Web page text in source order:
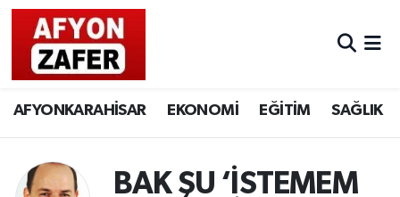
AFYONKARAHİSAR EKONOMİ EĞİTİM SAĞLIK
BAK ŞU ‘İSTEMEM